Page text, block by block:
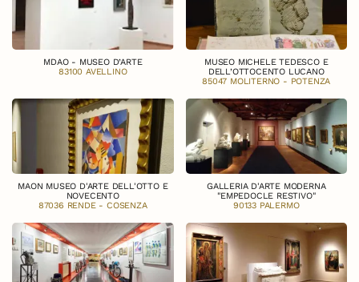
MDAO - MUSEO D’ARTE
83100 AVELLINO
MUSEO MICHELE TEDESCO E
DELL’OTTOCENTO LUCANO
85047 MOLITERNO - POTENZA
MAON MUSEO D'ARTE DELL'OTTO E
NOVECENTO
87036 RENDE - COSENZA
GALLERIA D'ARTE MODERNA
"EMPEDOCLE RESTIVO"
90133 PALERMO